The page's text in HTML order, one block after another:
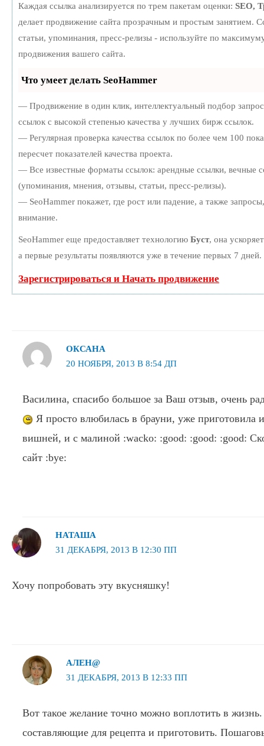
Каждая ссылка анализируется по трем пакетам оценки: SEO,
делает продвижение сайта прозрачным и простым занятием.
статьи, упоминания, пресс-релизы - используйте по
продвижения вашего сайта.
Что умеет делать SeoHammer
— Продвижение в один клик, интеллектуальный подбор
ссылок с высокой степенью качества у лучших бирж ссылок.
— Регулярная проверка качества ссылок по более чем 100
пересчет показателей качества проекта.
— Все известные форматы ссылок: арендные ссылки, вечные
(упоминания, мнения, отзывы, статьи, пресс-релизы).
— SeoHammer покажет, где рост или падение, а также
внимание.
SeoHammer еще предоставляет технологию Буст, она
а первые результаты появляются уже в течение первых 7 дней.
Зарегистрироваться и Начать продвижение
ОКСАНА
20 НОЯБРЯ, 2013 В 8:54 ДП
Василина, спасибо большое за Ваш отзыв, очень
Я просто влюбилась в брауни, уже приготовила
вишней, и с малиной :wacko: :good: :good: :good:
сайт :bye:
НАТАША
31 ДЕКАБРЯ, 2013 В 12:30 ПП
Хочу попробовать эту вкусняшку!
АЛЕН@
31 ДЕКАБРЯ, 2013 В 12:33 ПП
Вот такое желание точно можно воплотить в
составляющие для рецепта и приготовить.